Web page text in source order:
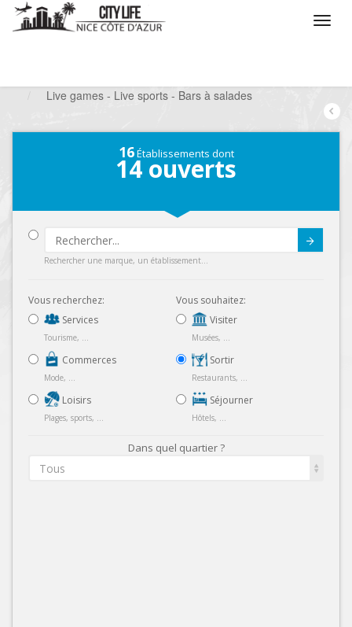
Live games - Live sports - Bars à salades
16Établissements dont
14 ouverts
Rechercher une marque, un établissement...
Vous recherchez:
Services
Tourisme, ...
Commerces
Mode, ...
Loisirs
Plages, sports, ...
Vous souhaitez:
Visiter
Musées, ...
Sortir
Restaurants, ...
Séjourner
Hôtels, ...
Dans quel quartier ?
Tous